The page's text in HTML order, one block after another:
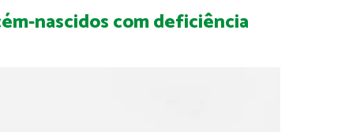
nascidos com deficiência